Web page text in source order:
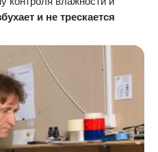
и не трескается